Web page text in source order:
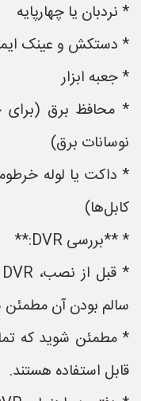
* نردبان یا چهارپایه
* دستکش و عینک
* جعبه ابزار
نوسانات برق)
* داکت یا لوله
کابل‌ها)
* **بررسی DVR:**
سالم بودن آن مطمئن
قابل استفاده هستند.